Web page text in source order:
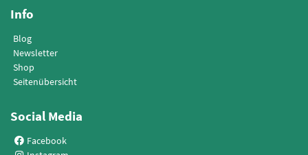
Info
Blog
Newsletter
Shop
Seitenübersicht
Social Media
Facebook